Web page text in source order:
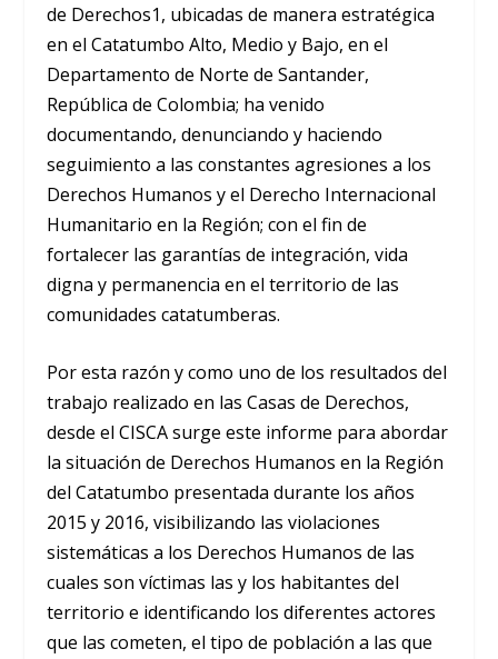
de Derechos1, ubicadas de manera estratégica
en el Catatumbo Alto, Medio y Bajo, en el
Departamento de Norte de Santander,
República de Colombia; ha venido
documentando, denunciando y haciendo
seguimiento a las constantes agresiones a los
Derechos Humanos y el Derecho Internacional
Humanitario en la Región; con el fin de
fortalecer las garantías de integración, vida
digna y permanencia en el territorio de las
comunidades catatumberas.
Por esta razón y como uno de los resultados del
trabajo realizado en las Casas de Derechos,
desde el CISCA surge este informe para abordar
la situación de Derechos Humanos en la Región
del Catatumbo presentada durante los años
2015 y 2016, visibilizando las violaciones
sistemáticas a los Derechos Humanos de las
cuales son víctimas las y los habitantes del
territorio e identificando los diferentes actores
que las cometen, el tipo de población a las que